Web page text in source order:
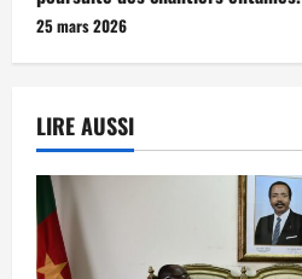
25 mars 2026
LIRE AUSSI